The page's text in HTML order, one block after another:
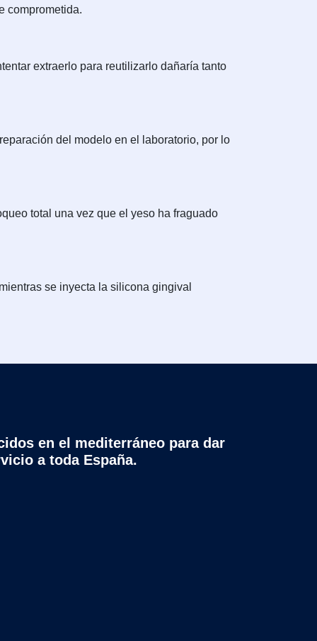
comprometida.
extraerlo para reutilizarlo dañaría tanto
del modelo en el laboratorio, por lo
total una vez que el yeso ha fraguado
se inyecta la silicona gingival
en el mediterráneo para dar
a toda España.